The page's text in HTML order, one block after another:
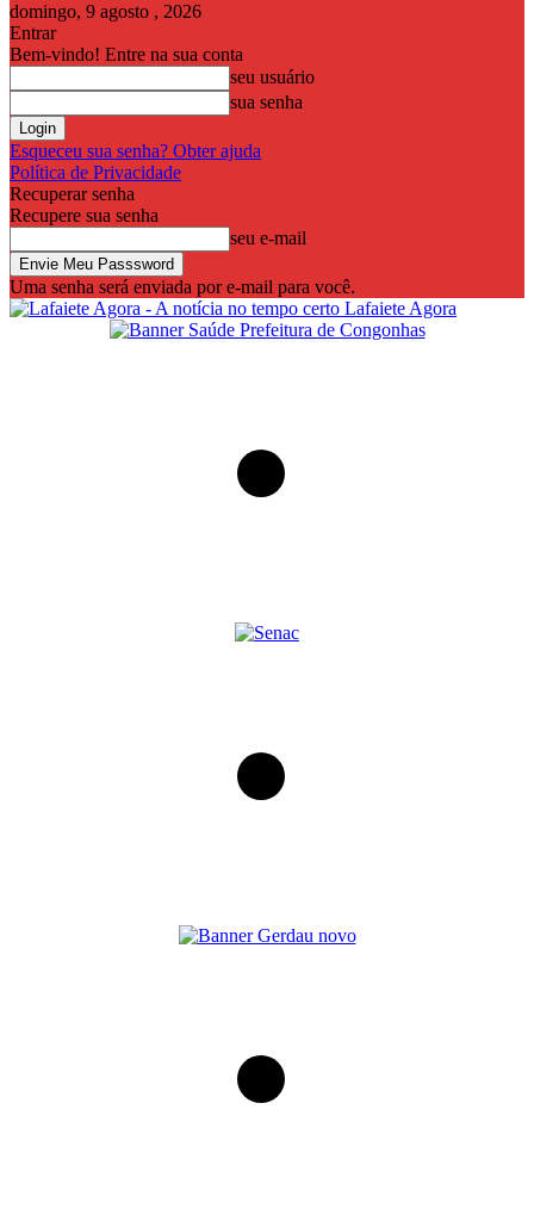
domingo, 9 agosto , 2026
Entrar
Bem-vindo! Entre na sua conta
seu usuário
sua senha
Esqueceu sua senha? Obter ajuda
Política de Privacidade
Recuperar senha
Recupere sua senha
seu e-mail
Uma senha será enviada por e-mail para você.
Lafaiete Agora